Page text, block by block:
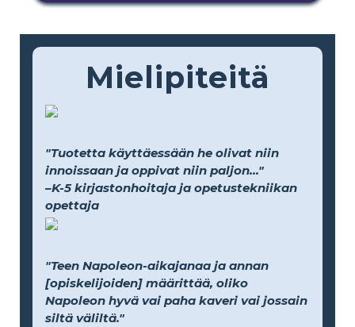
Mielipiteitä
"Tuotetta käyttäessään he olivat niin
innoissaan ja oppivat niin paljon..."
–K-5 kirjastonhoitaja ja opetustekniikan
opettaja
"Teen Napoleon-aikajanaa ja annan
[opiskelijoiden] määrittää, oliko
Napoleon hyvä vai paha kaveri vai jossain
siltä väliltä."